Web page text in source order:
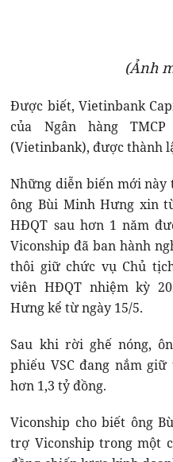
(Ảnh
Được biết, Vietinbank
của Ngân hàng
(Vietinbank), được thành
Những diễn biến mới này
ông Bùi Minh Hưng xin
HĐQT sau hơn 1 năm
Viconship đã ban hành
thôi giữ chức vụ Chủ
viên HĐQT nhiệm kỳ
Hưng kể từ ngày 15/5.
Sau khi rời ghế nóng,
phiếu VSC đang nắm
hơn 1,3 tỷ đồng.
Viconship cho biết ông
trợ Viconship trong một